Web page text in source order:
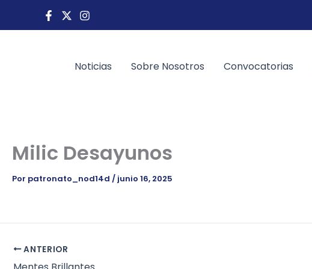
Noticias Sobre Nosotros Convocatorias
Milic Desayunos
Por patronato_nod14d / junio 16, 2025
ANTERIOR